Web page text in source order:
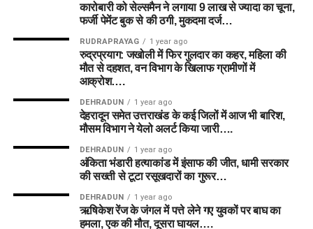
विकटकीपर (WK):Natasha Wraith
E Jones, Grace Scrivens
ऑलराउंडर (ALL): Amelia Kerr(C), Ashleigh Gardner
, Hayley Matthews, Nat Sciver-Brunt, GA
गेंदबाज (BOWL):Alana King, A Stonehouse, M Taylor
9. फैंटेसी जीत के लिए विशेष टिप्स (Pro
Fantasy Tips)
टॉस के बाद अपडेट:टॉस के बाद (Lineups Out) अंतिम प्लेइंग
Matthew Potts
Reece Topley
Abrar Ahmed
Top Run Scorers Prediction
इन बल्लेबाजों से बड़ी पारी की उम्मीद की जा सकती है।
Mitchell Marsh
Joe Clarke
कारोबारी को सेल्समैन ने लगाया 9 लाख से ज्यादा का चूना,
फर्जी पेमेंट बुक से की ठगी, मुकदमा दर्ज…
RUDRAPRAYAG 1 year ago
रुद्रप्रयाग: जखोली में फिर गुलदार का कहर, महिला की
मौत से दहशत, वन विभाग के खिलाफ ग्रामीणों में
आक्रोश….
DEHRADUN 1 year ago
देहरादून समेत उत्तराखंड के कई जिलों में आज भी बारिश,
मौसम विभाग ने येलो अलर्ट किया जारी….
DEHRADUN 1 year ago
अंकिता भंडारी हत्याकांड में इंसाफ की जीत, धामी सरकार
की सख्ती से टूटा रसूखदारों का गुरूर…
DEHRADUN 1 year ago
ऋषिकेश रेंज के जंगल में पत्ते लेने गए युवकों पर बाघ का
हमला, एक की मौत, दूसरा घायल….